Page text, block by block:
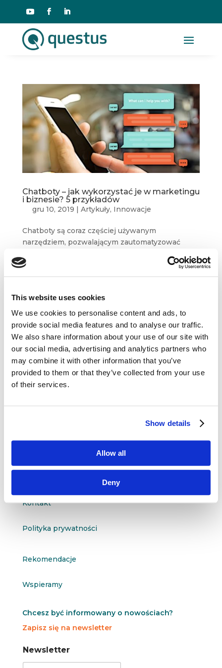
This website uses cookies
We use cookies to personalise content and ads, to
provide social media features and to analyse our traffic.
We also share information about your use of our site with
our social media, advertising and analytics partners who
may combine it with other information that you’ve
provided to them or that they’ve collected from your use
of their services.
Show details
Allow all
Deny
Chatboty – jak wykorzystać je w marketingu
i biznesie? 5 przykładów
gru 10, 2019 | Artykuły, Innowacje
Chatboty są coraz częściej używanym
narzędziem, pozwalającym zautomatyzować
działań. Jest to również mechanizm,
umożliwiający szybsze i łatwiejsze wykonywanie
Dane kontaktowe

questus
91-811 Łódź
questus@questus.pl
Kontakt
Polityka prywatności
Rekomendacje
Wspieramy
Chcesz być informowany o nowościach?
Zapisz się na newsletter
N
N
Newsletter